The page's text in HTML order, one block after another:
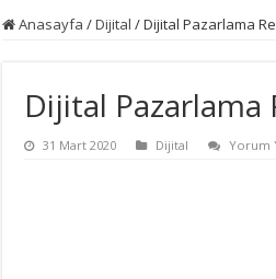
Anasayfa /Dijital /Dijital Pazarlama
Dijital Pazarlama
31 Mart 2020 Dijital Yorum